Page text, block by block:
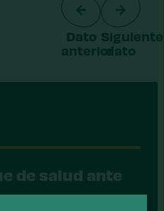
Dato
anterior
Siguiente
dato
de salud ante